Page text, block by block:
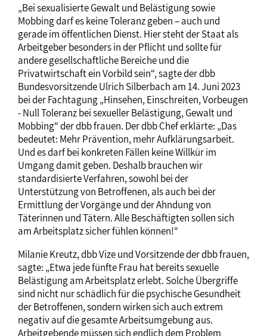
„Bei sexualisierte Gewalt und Belästigung sowie
Mobbing darf es keine Toleranz geben – auch und
gerade im öffentlichen Dienst. Hier steht der Staat als
Arbeitgeber besonders in der Pflicht und sollte für
andere gesellschaftliche Bereiche und die
Privatwirtschaft ein Vorbild sein“, sagte der dbb
Bundesvorsitzende Ulrich Silberbach am 14. Juni 2023
bei der Fachtagung „Hinsehen, Einschreiten, Vorbeugen
- Null Toleranz bei sexueller Belästigung, Gewalt und
Mobbing“ der dbb frauen. Der dbb Chef erklärte: „Das
bedeutet: Mehr Prävention, mehr Aufklärungsarbeit.
Und es darf bei konkreten Fällen keine Willkür im
Umgang damit geben. Deshalb brauchen wir
standardisierte Verfahren, sowohl bei der
Unterstützung von Betroffenen, als auch bei der
Ermittlung der Vorgänge und der Ahndung von
Täterinnen und Tätern. Alle Beschäftigten sollen sich
am Arbeitsplatz sicher fühlen können!“
Milanie Kreutz, dbb Vize und Vorsitzende der dbb frauen,
sagte: „Etwa jede fünfte Frau hat bereits sexuelle
Belästigung am Arbeitsplatz erlebt. Solche Übergriffe
sind nicht nur schädlich für die psychische Gesundheit
der Betroffenen, sondern wirken sich auch extrem
negativ auf die gesamte Arbeitsumgebung aus.
Arbeitgebende müssen sich endlich dem Problem